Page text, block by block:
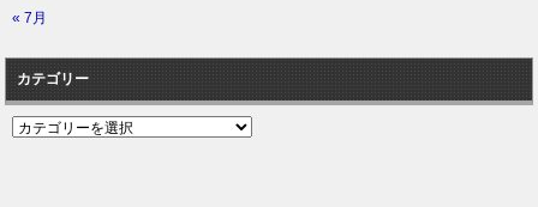
« 7月
カテゴリー
カ